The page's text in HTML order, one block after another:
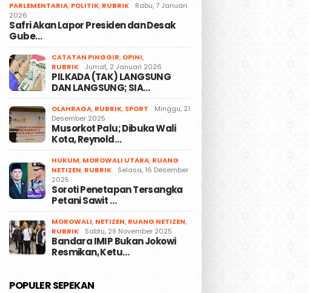
PARLEMENTARIA, POLITIK, RUBRIK
Rabu, 7 Januari
2026
Safri Akan Lapor Presiden dan Desak
Gube…
CATATAN PINGGIR, OPINI,
RUBRIK
Jumat, 2 Januari 2026
PILKADA (TAK) LANGSUNG
DAN LANGSUNG; SIA…
OLAHRAGA, RUBRIK, SPORT
Minggu, 21
Desember 2025
Musorkot Palu; Dibuka Wali
Kota, Reynold…
HUKUM, MOROWALI UTARA, RUANG
NETIZEN, RUBRIK
Selasa, 16 Desember
2025
Soroti Penetapan Tersangka
Petani Sawit …
MOROWALI, NETIZEN, RUANG NETIZEN,
RUBRIK
Sabtu, 29 November 2025
Bandara IMIP Bukan Jokowi
Resmikan, Ketu…
POPULER SEPEKAN